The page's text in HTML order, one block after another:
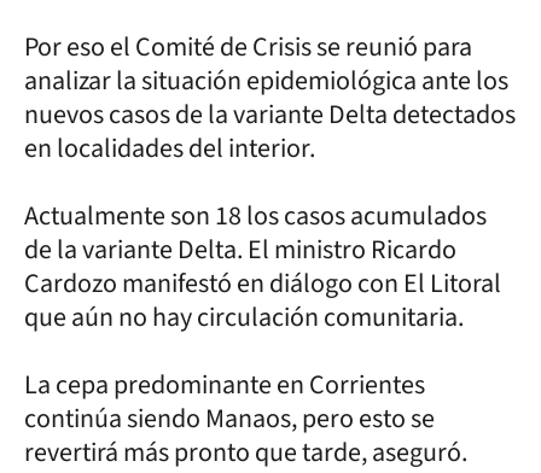
Por eso el Comité de Crisis se reunió para
analizar la situación epidemiológica ante los
nuevos casos de la variante Delta detectados
en localidades del interior.
Actualmente son 18 los casos acumulados
de la variante Delta. El ministro Ricardo
Cardozo manifestó en diálogo con El Litoral
que aún no hay circulación comunitaria.
La cepa predominante en Corrientes
continúa siendo Manaos, pero esto se
revertirá más pronto que tarde, aseguró.